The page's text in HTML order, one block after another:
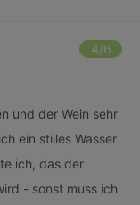
4/6
und der Wein sehr
ein stilles Wasser
ich, das der
- sonst muss ich